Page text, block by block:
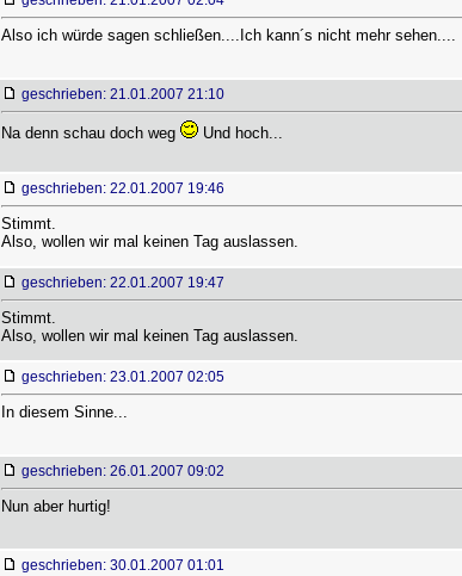
Also ich würde sagen schließen....Ich kann´s nicht mehr sehen....
geschrieben: 21.01.2007 21:10
Na denn schau doch weg Und hoch...
geschrieben: 22.01.2007 19:46
Stimmt.
Also, wollen wir mal keinen Tag auslassen.
geschrieben: 22.01.2007 19:47
Stimmt.
Also, wollen wir mal keinen Tag auslassen.
geschrieben: 23.01.2007 02:05
In diesem Sinne...
geschrieben: 26.01.2007 09:02
Nun aber hurtig!
geschrieben: 30.01.2007 01:01